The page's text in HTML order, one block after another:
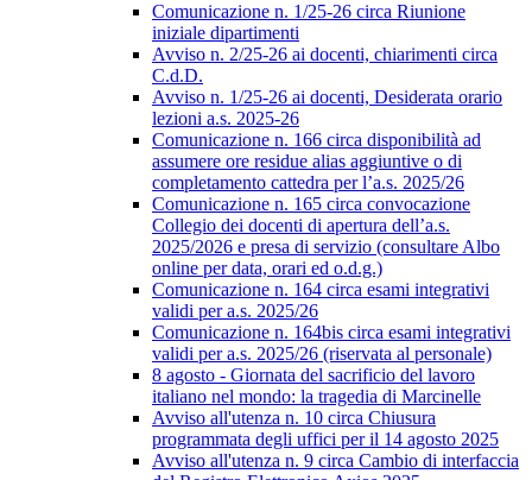
Comunicazione n. 1/25-26 circa Riunione
iniziale dipartimenti
Avviso n. 2/25-26 ai docenti, chiarimenti circa
C.d.D.
Avviso n. 1/25-26 ai docenti, Desiderata orario
lezioni a.s. 2025-26
Comunicazione n. 166 circa disponibilità ad
assumere ore residue alias aggiuntive o di
completamento cattedra per l’a.s. 2025/26
Comunicazione n. 165 circa convocazione
Collegio dei docenti di apertura dell’a.s.
2025/2026 e presa di servizio (consultare Albo
online per data, orari ed o.d.g.)
Comunicazione n. 164 circa esami integrativi
validi per a.s. 2025/26
Comunicazione n. 164bis circa esami integrativi
validi per a.s. 2025/26 (riservata al personale)
8 agosto - Giornata del sacrificio del lavoro
italiano nel mondo: la tragedia di Marcinelle
Avviso all'utenza n. 10 circa Chiusura
programmata degli uffici per il 14 agosto 2025
Avviso all'utenza n. 9 circa Cambio di interfaccia